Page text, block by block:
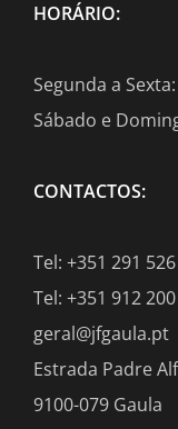
HORÁRIO:
Segunda a
Sábado e
CONTACTOS:
Tel: +351 291
Tel: +351 912
geral@jfgaula.pt
Estrada Padre
9100-079 Gaula